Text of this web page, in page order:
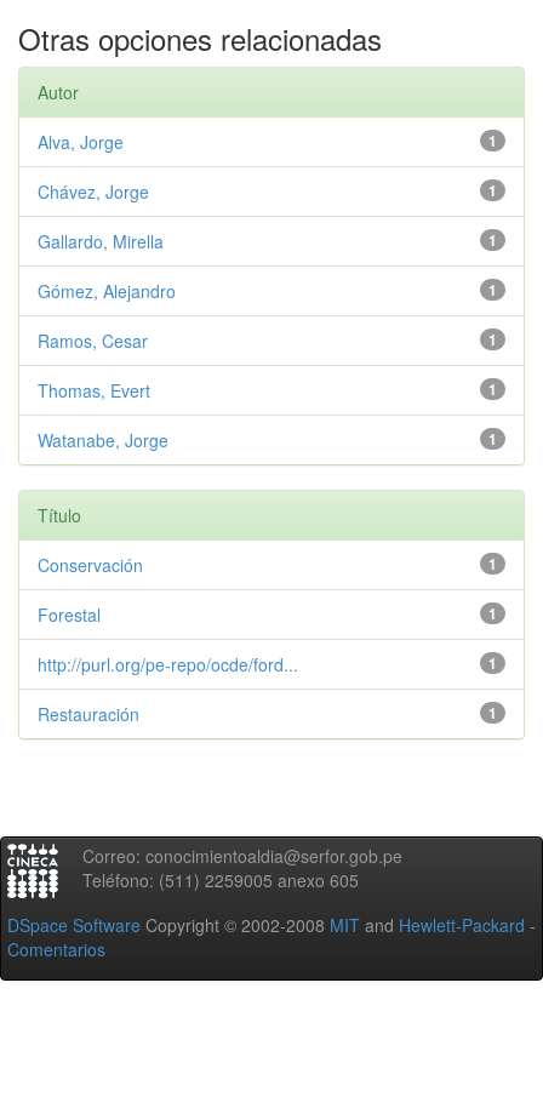
Otras opciones relacionadas
Autor
1
Alva, Jorge
1
Chávez, Jorge
1
Gallardo, Mirella
1
Gómez, Alejandro
1
Ramos, Cesar
1
Thomas, Evert
1
Watanabe, Jorge
Título
1
Conservación
1
Forestal
1
http://purl.org/pe-repo/ocde/ford...
1
Restauración
Correo: conocimientoaldia@serfor.gob.pe
Teléfono: (511) 2259005 anexo 605
DSpace Software Copyright © 2002-2008 MIT and Hewlett-Packard -
Comentarios